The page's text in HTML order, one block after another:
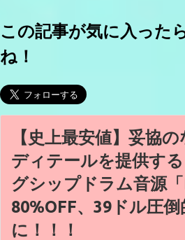
この記事が気に入った
ね！
【史上最安値】妥協
ディテールを提供す
グシップドラム音源
80%OFF、39ドル圧
に！！！